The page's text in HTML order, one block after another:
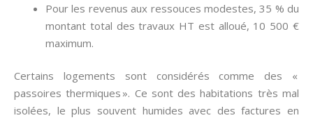
Pour les revenus aux ressouces modestes, 35 % du
montant total des travaux HT est alloué, 10 500 €
maximum.
Certains logements sont considérés comme des «
passoires thermiques ». Ce sont des habitations très mal
isolées, le plus souvent humides avec des factures en